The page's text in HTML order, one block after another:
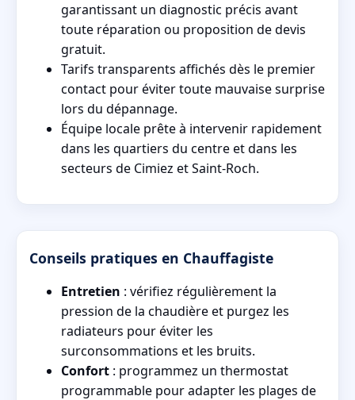
garantissant un diagnostic précis avant
toute réparation ou proposition de devis
gratuit.
Tarifs transparents affichés dès le premier
contact pour éviter toute mauvaise surprise
lors du dépannage.
Équipe locale prête à intervenir rapidement
dans les quartiers du centre et dans les
secteurs de Cimiez et Saint-Roch.
Conseils pratiques en Chauffagiste
Entretien : vérifiez régulièrement la
pression de la chaudière et purgez les
radiateurs pour éviter les
surconsommations et les bruits.
Confort : programmez un thermostat
programmable pour adapter les plages de